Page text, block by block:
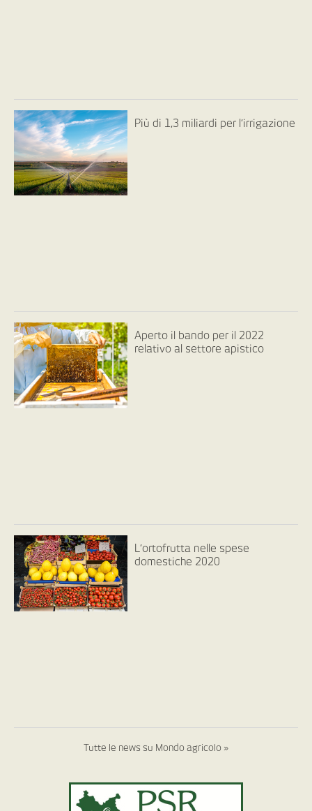
Più di 1,3 miliardi per l’irrigazione
Aperto il bando per il 2022
relativo al settore apistico
L’ortofrutta nelle spese
domestiche 2020
Tutte le news su Mondo agricolo »